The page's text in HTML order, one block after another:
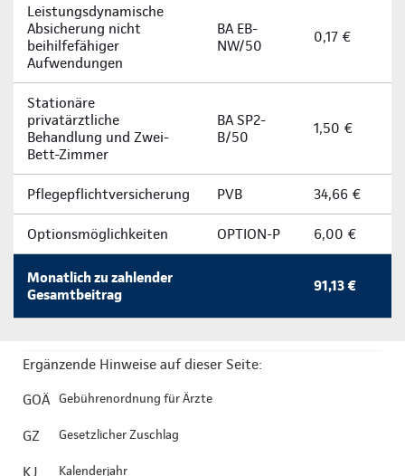
Leistungsdynamische
Absicherung nicht
beihilfefähiger
Aufwendungen
BA EB-
NW/50
0,17 €
Stationäre
privatärztliche
Behandlung und Zwei-
Bett-Zimmer
BA SP2-
B/50
1,50 €
Pflegepflichtversicherung PVB 34,66 €
Optionsmöglichkeiten OPTION-P 6,00 €
Monatlich zu zahlender
Gesamtbeitrag
91,13 €
Ergänzende Hinweise auf dieser Seite:
GOÄ Gebührenordnung für Ärzte
GZ Gesetzlicher Zuschlag
KJ Kalenderjahr